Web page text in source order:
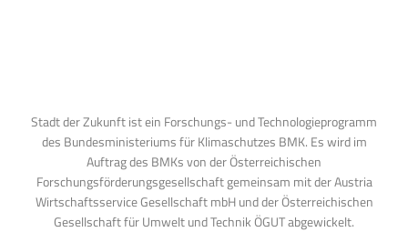
Stadt der Zukunft ist ein Forschungs- und Technologieprogramm
des Bundesministeriums für Klimaschutzes BMK. Es wird im
Auftrag des BMKs von der Österreichischen
Forschungsförderungsgesellschaft gemeinsam mit der Austria
Wirtschaftsservice Gesellschaft mbH und der Österreichischen
Gesellschaft für Umwelt und Technik ÖGUT abgewickelt.